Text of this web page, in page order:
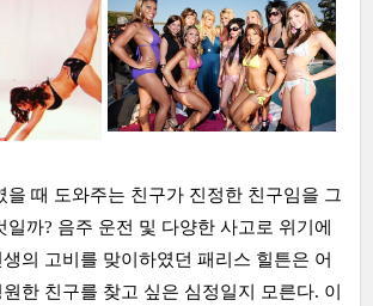
을 때 도와주는 친구가 진정한 친구임을 그
일까? 음주 운전 및 다양한 사고로 위기에
의 고비를 맞이하였던 패리스 힐튼은 어
한 친구를 찾고 싶은 심정일지 모른다. 이